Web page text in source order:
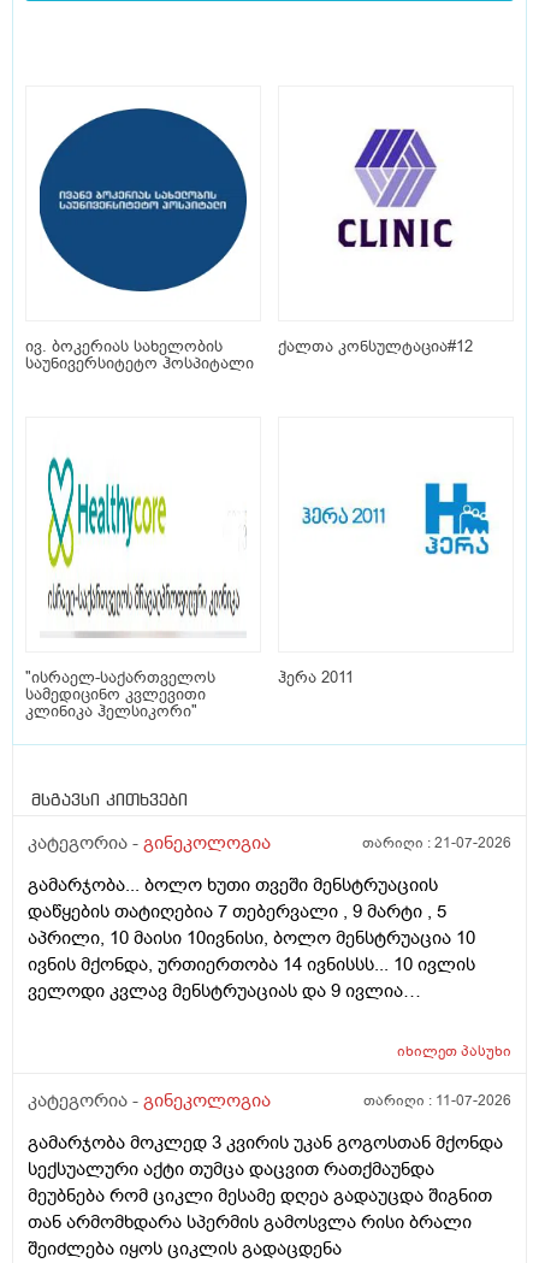
ივ. ბოკერიას სახელობის
საუნივერსიტეტო ჰოსპიტალი
ქალთა კონსულტაცია#12
"ისრაელ-საქართველოს
სამედიცინო კვლევითი
კლინიკა ჰელსიკორი"
ჰერა 2011
მსგავსი კითხვები
კატეგორია - გინეკოლოგია თარიღი :21-07-2026
გამარჯობა... ბოლო ხუთი თვეში მენსტრუაციის
დაწყების თატიღებია 7 თებერვალი , 9 მარტი , 5
აპრილი, 10 მაისი 10ივნისი, ბოლო მენსტრუაცია 10
ივნის მქონდა, ურთიერთობა 14 ივნისსს... 10 ივლის
ველოდი კვლავ მენსტრუაციას და 9 ივლია
მენსტრუაცია 10 დღეა გადამიცდს,,, ორსულობას არ
თვე გავიდა... 9 ივლის რო დავორსულებოდი როგორ
ტკივილის ხან არა, შარდვის შემდეგ ტკივილი და
შებერილობის შეგრძმება...ჩემით ორციპოლი და
ნოშპაც დავლიეე.... რა უნდა ვქნა
იხილეთპასუხი
კატეგორია - გინეკოლოგია თარიღი : 11-07-2026
გამარჯობა მოკლედ 3 კვირის უკან გოგოსთან მქონდა
სექსუალური აქტი თუმცა დაცვით რათქმაუნდა
მეუბნება რომ ციკლი მესამე დღეა გადაუცდა შიგნით
თან არმომხდარა სპერმის გამოსვლა რისი ბრალი
შეიძლება იყოს ციკლის გადაცდენა